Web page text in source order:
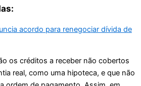
acordo para renegociar dívida de
os créditos a receber não cobertos
real, como uma hipoteca, e que não